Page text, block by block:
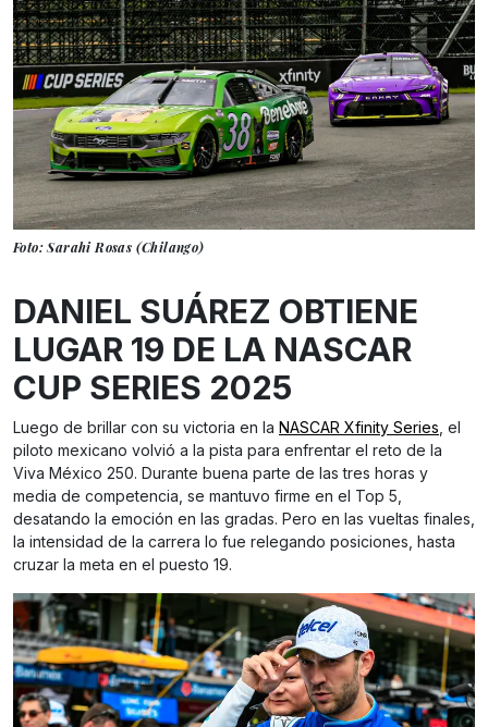
Foto: Sarahi Rosas (Chilango)
DANIEL SUÁREZ OBTIENE
LUGAR 19 DE LA NASCAR
CUP SERIES 2025
Luego de brillar con su victoria en la NASCAR Xfinity Series , el
piloto mexicano volvió a la pista para enfrentar el reto de la
Viva México 250. Durante buena parte de las tres horas y
media de competencia, se mantuvo firme en el Top 5,
desatando la emoción en las gradas. Pero en las vueltas finales,
la intensidad de la carrera lo fue relegando posiciones, hasta
cruzar la meta en el puesto 19.